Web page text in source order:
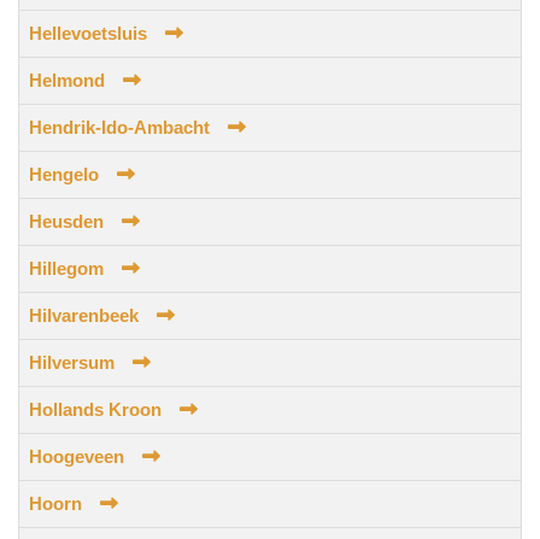
Hellevoetsluis
Helmond
Hendrik-Ido-Ambacht
Hengelo
Heusden
Hillegom
Hilvarenbeek
Hilversum
Hollands Kroon
Hoogeveen
Hoorn